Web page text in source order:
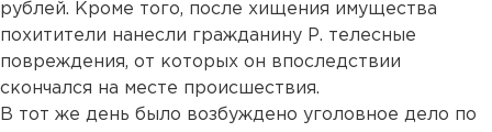
рублей. Кроме того, после хищения имущества
похитители нанесли гражданину Р. телесные
повреждения, от которых он впоследствии
скончался на месте происшествия.
В тот же день было возбуждено уголовное дело по